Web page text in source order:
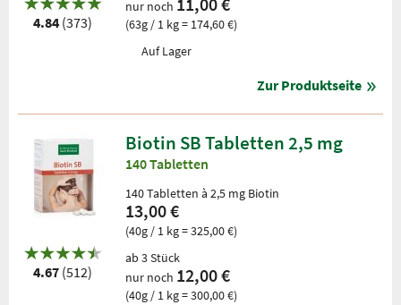
4.84 (373)
nur noch
(63g / 1 kg = 174,60 €)
Auf Lager
Zur Produktseite
4.67 (512)
Biotin SB Tabletten 2,5 mg
140 Tabletten
140 Tabletten à 2,5 mg Biotin
13,00 €
(40g / 1 kg = 325,00 €)
ab 3 Stück
nur noch 12,00 €
(40g / 1 kg = 300,00 €)